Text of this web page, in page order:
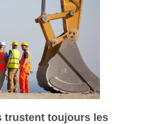
trustent toujours les